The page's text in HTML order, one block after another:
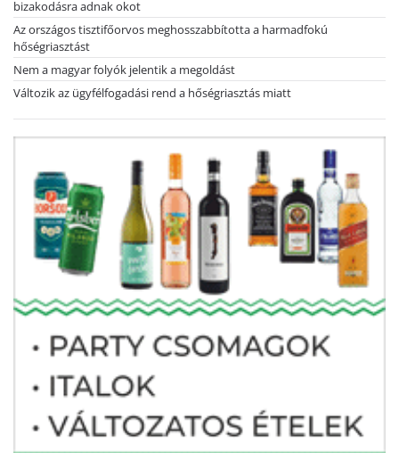
bizakodásra adnak okot
Az országos tisztifőorvos meghosszabbította a harmadfokú
hőségriasztást
Nem a magyar folyók jelentik a megoldást
Változik az ügyfélfogadási rend a hőségriasztás miatt